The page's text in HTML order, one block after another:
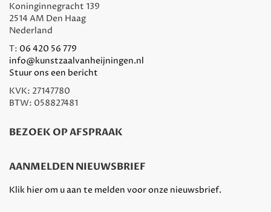
Koninginnegracht 139
2514 AM Den Haag
Nederland
T: 06 420 56 779
info@kunstzaalvanheijningen.nl
Stuur ons een bericht
KVK: 27147780
BTW: 058827481
BEZOEK OP AFSPRAAK
AANMELDEN NIEUWSBRIEF
Klik hier om u aan te melden voor onze nieuwsbrief.